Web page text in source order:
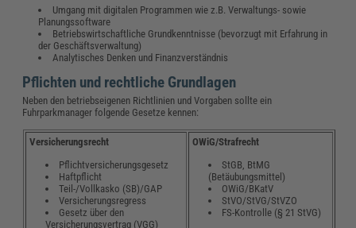
Umgang mit digitalen Programmen wie z.B. Verwaltungs- sowie
Planungssoftware
Betriebswirtschaftliche Grundkenntnisse (bevorzugt mit Erfahrung in
der Geschäftsverwaltung)
Analytisches Denken und Finanzverständnis
Pflichten und rechtliche Grundlagen
Neben den betriebseigenen Richtlinien und Vorgaben sollte ein
Fuhrparkmanager folgende Gesetze kennen:
Versicherungsrecht
Pflichtversicherungsgesetz
Haftpflicht
Teil-/Vollkasko (SB)/GAP
Versicherungsregress
Gesetz über den
Versicherungsvertrag (VGG)
OWiG/Strafrecht
StGB, BtMG
(Betäubungsmittel)
OWiG/BKatV
StVO/StVG/StVZO
FS-Kontrolle (§ 21 StVG)